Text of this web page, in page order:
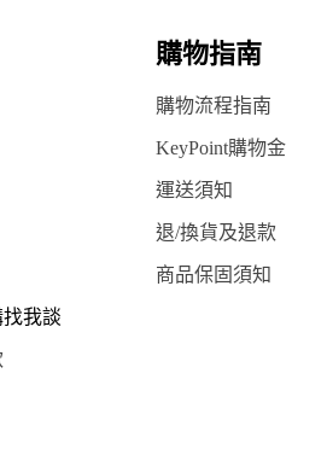
購物指南
購物流程指南
KeyPoint購物金
運送須知
退/換貨及退款
商品保固須知
我談